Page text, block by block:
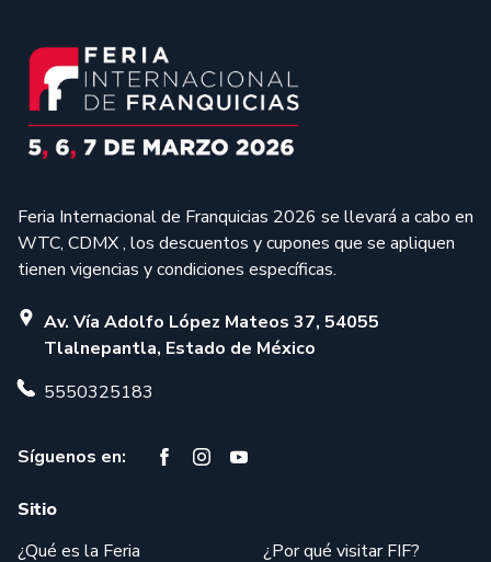
Feria Internacional de Franquicias 2026 se llevará a cabo en
WTC, CDMX , los descuentos y cupones que se apliquen
tienen vigencias y condiciones específicas.
Av. Vía Adolfo López Mateos 37, 54055
Tlalnepantla, Estado de México
5550325183
Síguenos en:
Sitio
¿Qué es la Feria
¿Por qué visitar FIF?